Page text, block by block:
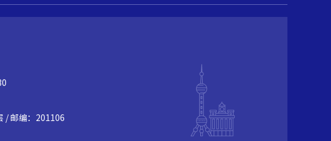
/ 邮编：201106